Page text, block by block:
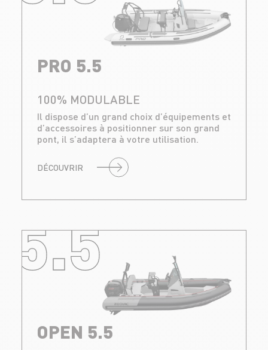
PRO 5.5
100% MODULABLE
Il dispose d’un grand choix d’équipements et
d’accessoires à positionner sur son grand
pont, il s’adaptera à votre utilisation.
DÉCOUVRIR
5.5
OPEN 5.5